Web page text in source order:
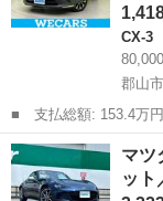
CX-3
郡山市
■ 支払総額: 153.4万円 ■ 車両本体価格： 1,418,000 円 ■ メーカ
ー名： マツダ ■ 車
ＸＤプロアクティブ
Ｄナビ／...
福島 郡山市
マツ
ット